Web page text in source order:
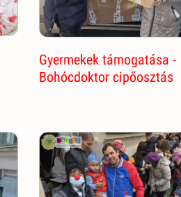
Gyermekek támogatása -
Bohócdoktor cipőosztás